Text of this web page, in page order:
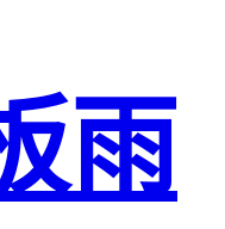
雨